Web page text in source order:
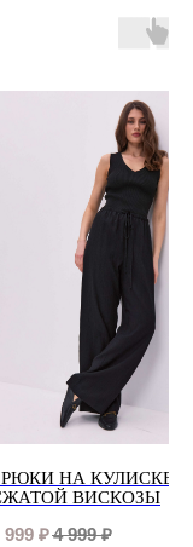
НА КУЛИСКЕ
ВИСКОЗЫ
999 ₽4 999 ₽